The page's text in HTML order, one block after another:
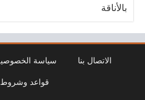
بالأناقة
الاتصال بنا سياسة
قواعد وشروط